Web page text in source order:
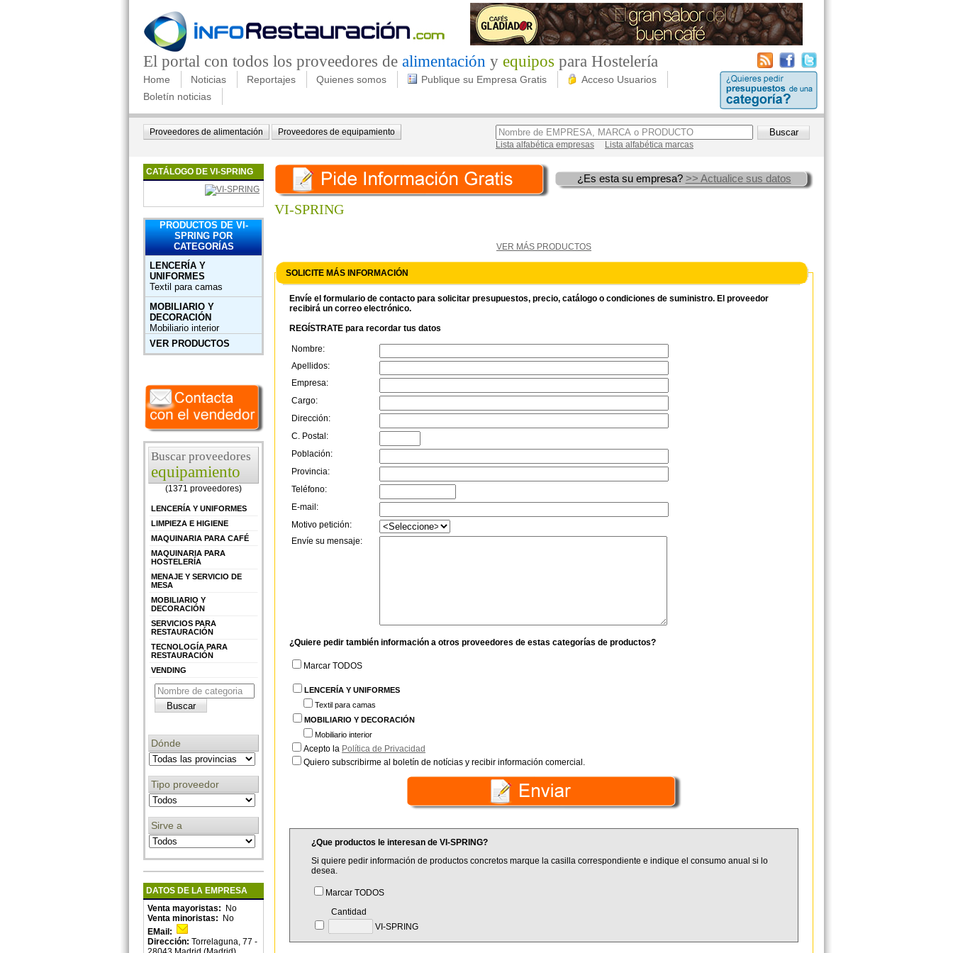
El portal con todos los proveedores de alimentación y equipos para Hostelería
Home Noticias Reportajes Quienes somos Publique su Empresa Gratis
Acceso Usuarios
Boletín noticias
Proveedores de alimentación
Proveedores de equipamiento
Lista alfabética empresas
Lista alfabética marcas
CATÁLOGO DE VI-SPRING
PRODUCTOS DE VI-
SPRING POR
CATEGORÍAS
LENCERÍA Y
UNIFORMES
Textil para camas
MOBILIARIO Y
DECORACIÓN
Mobiliario interior
VER PRODUCTOS
Buscar proveedores
equipamiento
(1371 proveedores)
LENCERÍA Y UNIFORMES
LIMPIEZA E HIGIENE
MAQUINARIA PARA CAFÉ
MAQUINARIA PARA
HOSTELERÍA
MENAJE Y SERVICIO DE
MESA
MOBILIARIO Y
DECORACIÓN
SERVICIOS PARA
RESTAURACIÓN
TECNOLOGÍA PARA
RESTAURACIÓN
VENDING
Dónde
Tipo proveedor
Sirve a
DATOS DE LA EMPRESA
Venta mayoristas:
No
Venta minoristas:
No
EMail:
Dirección: Torrelaguna, 77 -
¿Es esta su empresa? >> Actualice sus datos
VI-SPRING
VER MÁS PRODUCTOS
SOLICITE MÁS INFORMACIÓN
Envíe el formulario de contacto para solicitar presupuestos, precio, catálogo o condiciones de suministro. El proveedor
recibirá un correo electrónico.
REGÍSTRATE para recordar tus datos
Nombre:
Apellidos:
Empresa:
Cargo:
Dirección:
C. Postal:
Población:
Provincia:
Teléfono:
E-mail:
Motivo petición:
Envíe su mensaje:
¿Quiere pedir también información a otros proveedores de estas categorías de productos?
Marcar TODOS
LENCERÍA Y UNIFORMES
Textil para camas
MOBILIARIO Y DECORACIÓN
Mobiliario interior
Acepto la Política de Privacidad
Quiero subscribirme al boletín de notícias y recibir información comercial.
¿Que productos le interesan de VI-SPRING?
Si quiere pedir información de productos concretos marque la casilla correspondiente e indique el consumo anual si lo
desea.
Marcar TODOS
Cantidad
VI-SPRING